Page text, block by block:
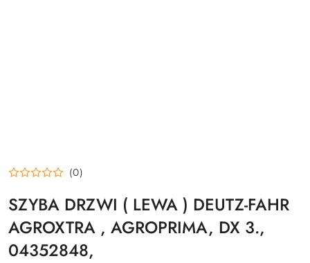
(0)
SZYBA DRZWI ( LEWA ) DEUTZ-FAHR
AGROXTRA , AGROPRIMA, DX 3.,
04352848,